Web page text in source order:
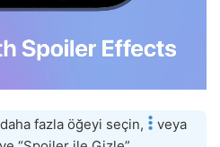
fazla öğeyi seçin,
veya